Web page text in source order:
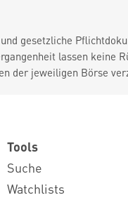
gesetzliche
lassen keine
der jeweiligen Börse
Tools
Suche
Watchlists